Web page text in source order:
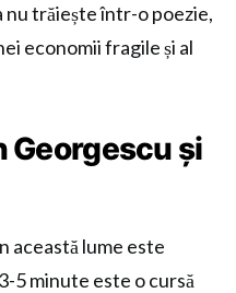
nu trăiește într-o poezie,
economii fragile și al
Georgescu și
această lume este
5 minute este o cursă